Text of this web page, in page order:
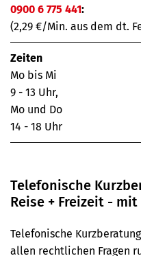
0900 6 775 441:
(2,29 €/Min. aus dem dt.
Zeiten
Mo bis Mi
9 - 13 Uhr,
Mo und Do
14 - 18 Uhr
Telefonische
Reise + Freizeit -
Telefonische
allen rechtlichen Fragen